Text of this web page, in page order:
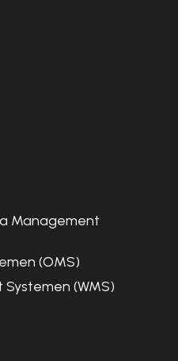
Management
(OMS)
(WMS)